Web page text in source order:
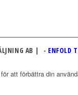
AB | - ENFOLD
att förbättra din